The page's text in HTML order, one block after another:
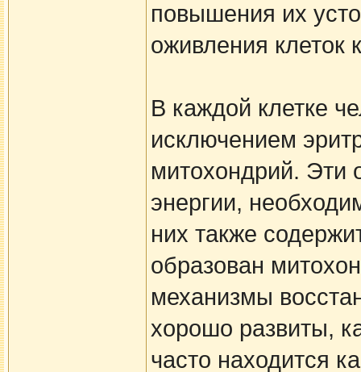
повышения их
оживления
В каждой клетке
исключением
митохондрий. Эти
энергии,
них также
образован
механизмы
хорошо развиты,
часто находится